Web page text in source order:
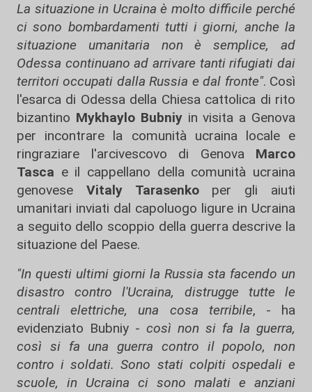
La situazione in Ucraina è molto difficile perché
ci sono bombardamenti tutti i giorni, anche la
situazione umanitaria non è semplice, ad
Odessa continuano ad arrivare tanti rifugiati dai
territori occupati dalla Russia e dal fronte". Così
l'esarca di Odessa della Chiesa cattolica di rito
bizantino Mykhaylo Bubniyin visita a Genova
per incontrare la comunità ucraina locale e
ringraziare l'arcivescovo di Genova Marco
Tasca e il cappellano della comunità ucraina
genovese Vitaly Tarasenkoper gli aiuti
umanitari inviati dal capoluogo ligure in Ucraina
a seguito dello scoppio della guerra descrive la
situazione del Paese.
"In questi ultimi giorni la Russia sta facendo un
disastro contro l'Ucraina, distrugge tutte le
centrali elettriche, una cosa terribile, - ha
evidenziato Bubniy - così non si fa la guerra,
così si fa una guerra contro il popolo, non
contro i soldati. Sono stati colpiti ospedali e
scuole, in Ucraina ci sono malati e anziani